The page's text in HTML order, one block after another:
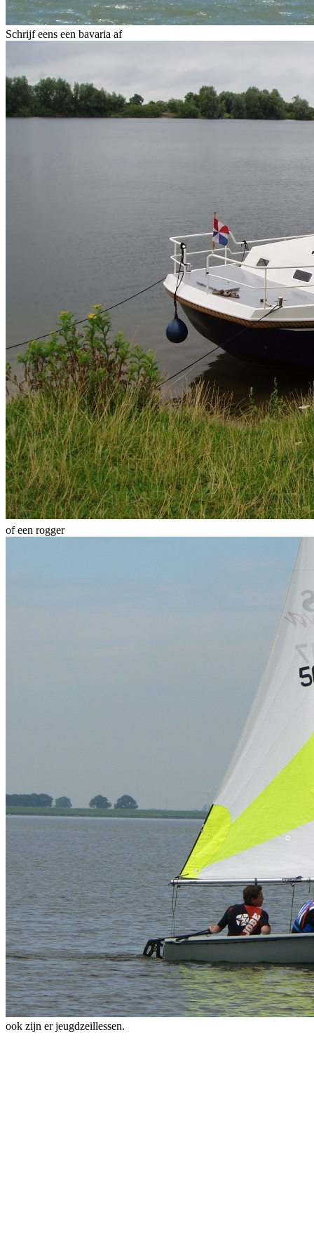
Schrijf eens een bavaria af
of een rogger
ook zijn er jeugdzeillessen.